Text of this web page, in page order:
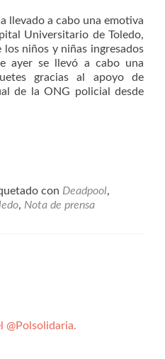
llevado a cabo una emotiva
Universitario de Toledo,
niños y niñas ingresados
ayer se llevó a cabo una
gracias al apoyo de
de la ONG policial desdeLeer
con Deadpool,
, Nota de prensa
@Polsolidaria.